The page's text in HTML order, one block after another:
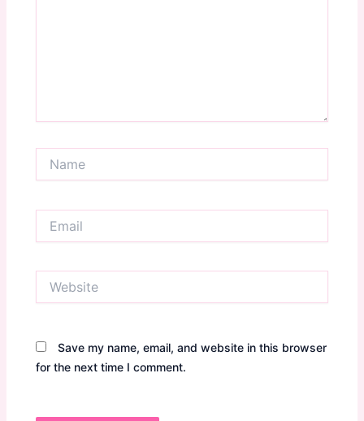
Save my name, email, and website in this browser
for the next time I comment.